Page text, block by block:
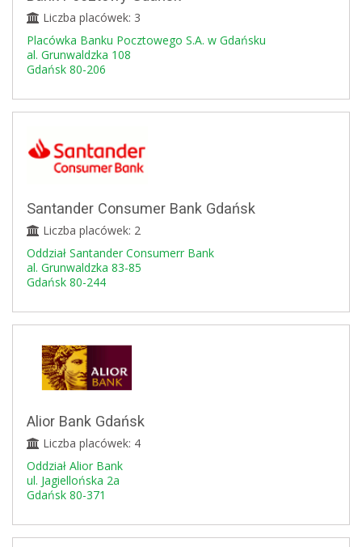
Liczba placówek: 3
Placówka Banku Pocztowego S.A. w Gdańsku
al. Grunwaldzka 108
Gdańsk 80-206
Santander Consumer Bank Gdańsk
Liczba placówek: 2
Oddział Santander Consumerr Bank
al. Grunwaldzka 83-85
Gdańsk 80-244
Alior Bank Gdańsk
Liczba placówek: 4
Oddział Alior Bank
ul. Jagiellońska 2a
Gdańsk 80-371